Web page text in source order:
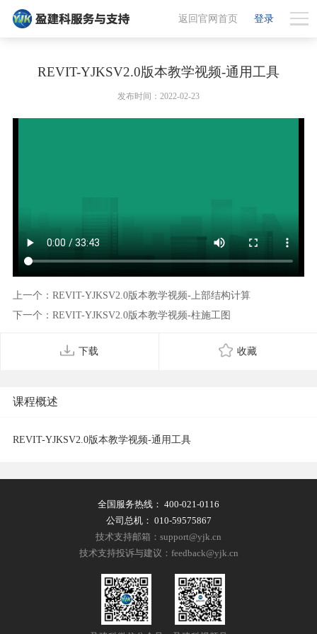
登录
返回官网首页
REVIT-YJKSV2.0版本教学视频-通用工具
发布时间：2022-02-23
上一个：REVIT-YJKSV2.0版本教学视频-上部结构计算
下一个：REVIT-YJKSV2.0版本教学视频-柱施工图
下载 收藏
课程概述
REVIT-YJKSV2.0版本教学视频-通用工具
全国服务热线： 400-021-0116
公司总机： 010-59575867
技术支持邮箱：support@yjk.cn
技术支持投诉与建议：feedback@yjk.cn